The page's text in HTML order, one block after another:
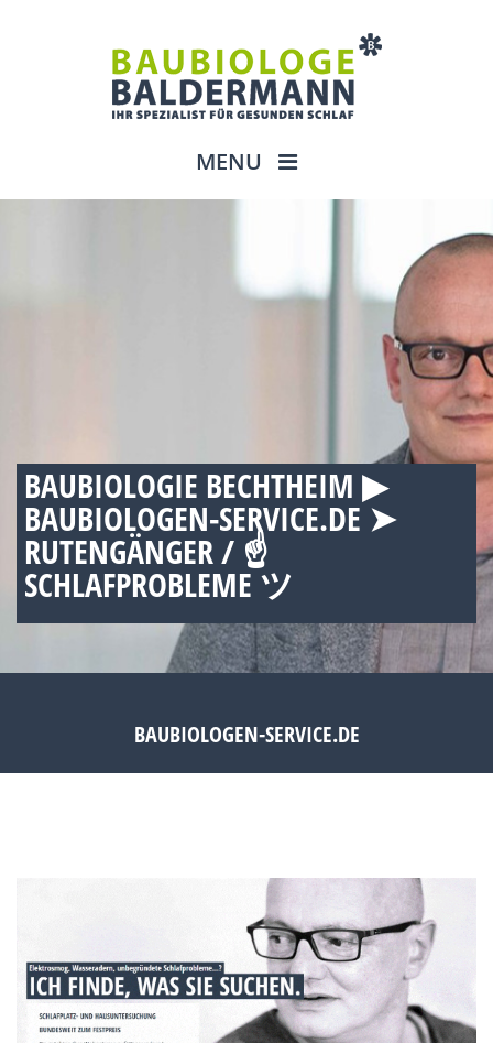
MENU
BAUBIOLOGIE BECHTHEIM ▶︎
BAUBIOLOGEN-SERVICE.DE ➤
RUTENGÄNGER / ☝
SCHLAFPROBLEME ツ
BAUBIOLOGEN-SERVICE.DE